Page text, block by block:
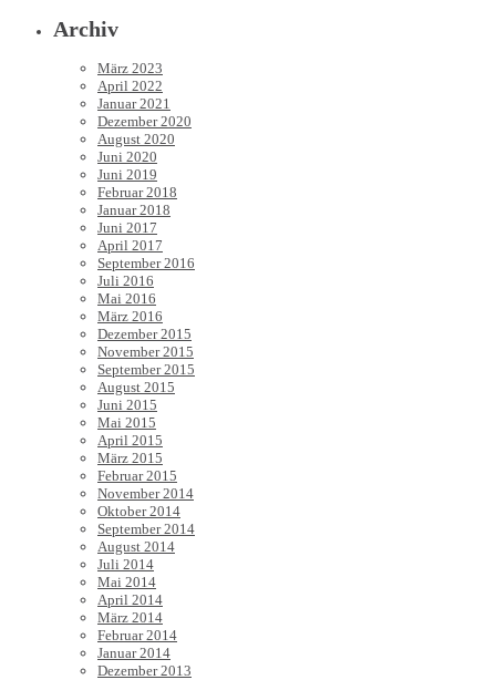
Archiv
März 2023
April 2022
Januar 2021
Dezember 2020
August 2020
Juni 2020
Juni 2019
Februar 2018
Januar 2018
Juni 2017
April 2017
September 2016
Juli 2016
Mai 2016
März 2016
Dezember 2015
November 2015
September 2015
August 2015
Juni 2015
Mai 2015
April 2015
März 2015
Februar 2015
November 2014
Oktober 2014
September 2014
August 2014
Juli 2014
Mai 2014
April 2014
März 2014
Februar 2014
Januar 2014
Dezember 2013